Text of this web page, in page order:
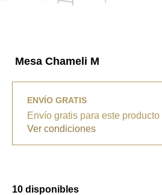
Mesa Chameli M
ENVÍO GRATIS
Envío gratis para este producto
Ver condiciones
10 disponibles